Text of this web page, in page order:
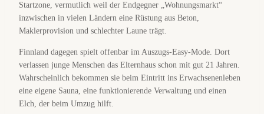
Startzone, vermutlich weil der Endgegner „Wohnungsmarkt“
inzwischen in vielen Ländern eine Rüstung aus Beton,
Maklerprovision und schlechter Laune trägt.
Finnland dagegen spielt offenbar im Auszugs-Easy-Mode. Dort
verlassen junge Menschen das Elternhaus schon mit gut 21 Jahren.
Wahrscheinlich bekommen sie beim Eintritt ins Erwachsenenleben
eine eigene Sauna, eine funktionierende Verwaltung und einen
Elch, der beim Umzug hilft.